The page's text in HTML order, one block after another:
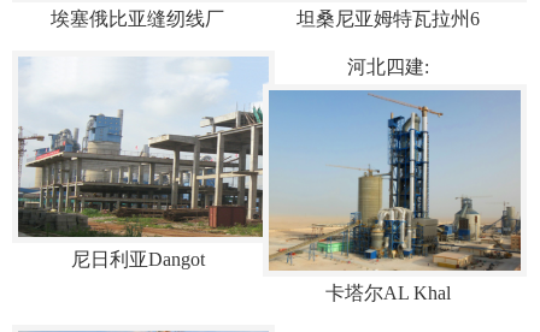
埃塞俄比亚缝纫线厂 坦桑尼亚姆特瓦拉州6
尼日利亚Dangot
河北四建:
卡塔尔AL Khal